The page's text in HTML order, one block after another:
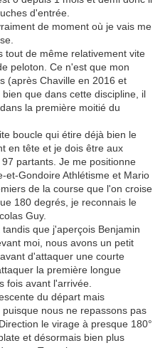
d'entrée.
de moment où je vais me
tout de même relativement vite
peloton. Ce n'est que mon
(après Chaville en 2016 et
que dans cette discipline, il
la première moitié du
boucle qui étire déjà bien le
en tête et je dois être aux
partants. Je me positionne
et-Gondoire Athlétisme et Mario
de la course que l'on croise
180 degrés, je reconnais le
Guy.
que j'aperçois Benjamin
moi, nous avons un petit
d'attaquer une courte
la première longue
fois avant l'arrivée.
du départ mais
nous ne repassons pas
le virage à presque 180°
et désormais bien plus